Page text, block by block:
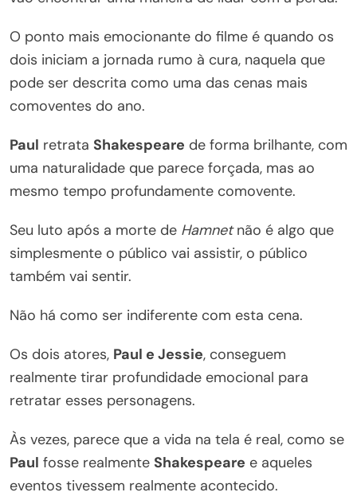
O ponto mais emocionante do filme é quando os
dois iniciam a jornada rumo à cura, naquela que
pode ser descrita como uma das cenas mais
comoventes do ano.
Paul retrata Shakespeare de forma brilhante, com
uma naturalidade que parece forçada, mas ao
mesmo tempo profundamente comovente.
Seu luto após a morte de Hamnetnão é algo que
simplesmente o público vai assistir, o público
também vai sentir.
Não há como ser indiferente com esta cena.
Os dois atores, Paul e Jessie, conseguem
realmente tirar profundidade emocional para
retratar esses personagens.
Às vezes, parece que a vida na tela é real, como se
Paul fosse realmente Shakespeare e aqueles
eventos tivessem realmente acontecido.